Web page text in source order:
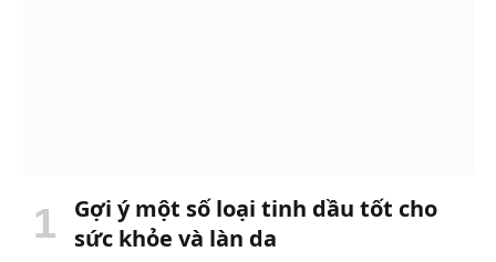
Gợi ý một số loại tinh dầu tốt cho
sức khỏe và làn da